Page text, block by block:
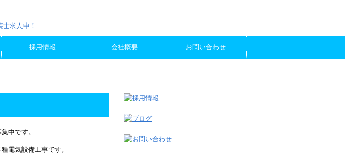
採用情報 会社概要 お問い合わせ
中です。
電気設備工事です。